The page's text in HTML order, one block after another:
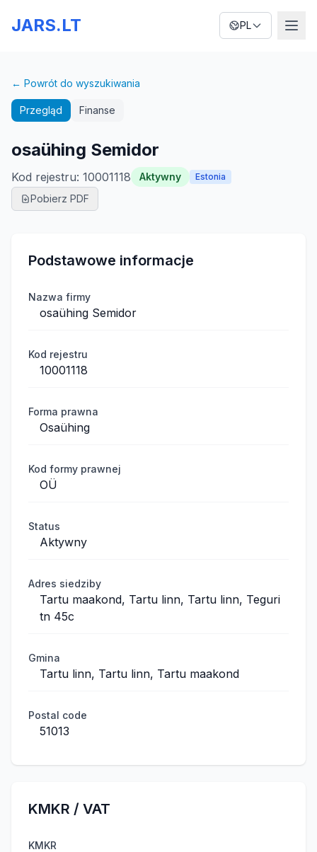
JARS.LT PL
← Powrót do wyszukiwania
Przegląd Finanse
osaühing Semidor
Kod rejestru: 10001118 Aktywny Estonia
Pobierz PDF
Podstawowe informacje
Nazwa firmy
osaühing Semidor
Kod rejestru
10001118
Forma prawna
Osaühing
Kod formy prawnej
OÜ
Status
Aktywny
Adres siedziby
Tartu maakond, Tartu linn, Tartu linn, Teguri
tn 45c
Gmina
Tartu linn, Tartu linn, Tartu maakond
Postal code
51013
KMKR / VAT
KMKR